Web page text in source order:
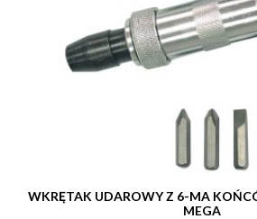
WKRĘTAK UDAROWY Z 6-MA KOŃCÓWKAMI ( PŁ.+ PH ),
MEGA